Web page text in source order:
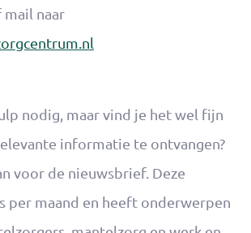
naar
nodig, maar vind je het wel fijn
informatie te ontvangen?
voor de nieuwsbrief. Deze
per maand en heeft onderwerpen